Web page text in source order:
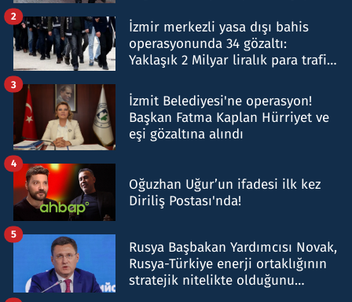
İzmir merkezli yasa dışı bahis
operasyonunda 34 gözaltı:
Yaklaşık 2 Milyar liralık para trafiği
2
İzmit Belediyesi'ne operasyon!
Başkan Fatma Kaplan Hürriyet ve
eşi gözaltına alındı
3
Oğuzhan Uğur’un ifadesi ilk kez
Diriliş Postası'nda!
4
Rusya Başbakan Yardımcısı Novak,
Rusya-Türkiye enerji ortaklığının
stratejik nitelikte olduğunu
5